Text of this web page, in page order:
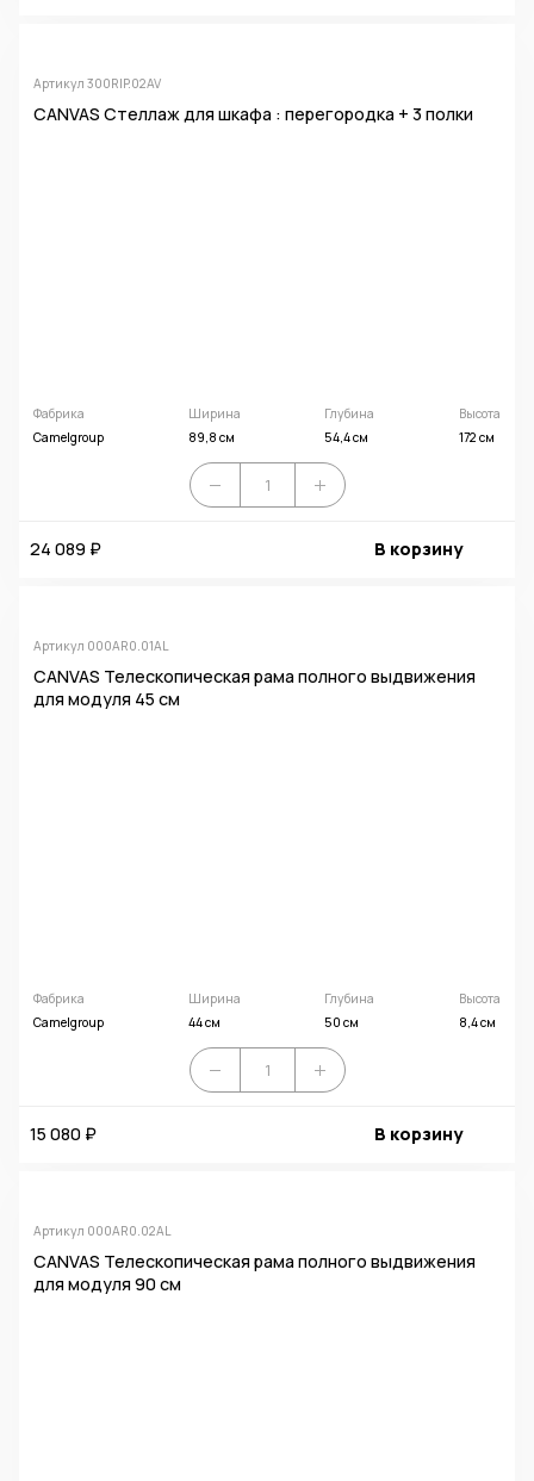
Артикул 300RIP.02AV
CANVAS Стеллаж для шкафа : перегородка + 3 полки
Фабрика
Camelgroup
Ширина
89,8 см
Глубина
54,4 см
Высота
172 см
24 089 ₽ В корзину
Артикул 000AR0.01AL
CANVAS Телескопическая рама полного выдвижения
для модуля 45 см
Фабрика
Camelgroup
Ширина
44 см
Глубина
50 см
Высота
8,4 см
15 080 ₽ В корзину
Артикул 000AR0.02AL
CANVAS Телескопическая рама полного выдвижения
для модуля 90 см